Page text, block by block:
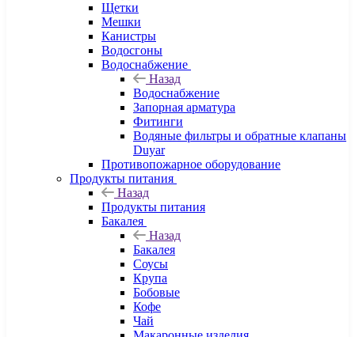
Щетки
Мешки
Канистры
Водосгоны
Водоснабжение
Назад
Водоснабжение
Запорная арматура
Фитинги
Водяные фильтры и обратные клапаны
Duyar
Противопожарное оборудование
Продукты питания
Назад
Продукты питания
Бакалея
Назад
Бакалея
Соусы
Крупа
Бобовые
Кофе
Чай